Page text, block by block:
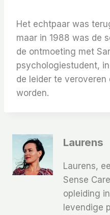
Het echtpaar was
maar in 1988 was de
de ontmoeting met
psychologiestudent,
de leider te
worden.
Laurens
Laurens,
Sense
opleiding
levendige